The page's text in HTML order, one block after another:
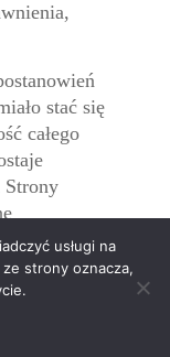
stać się
całego
Strony
luk
usługi na
strony oznacza,